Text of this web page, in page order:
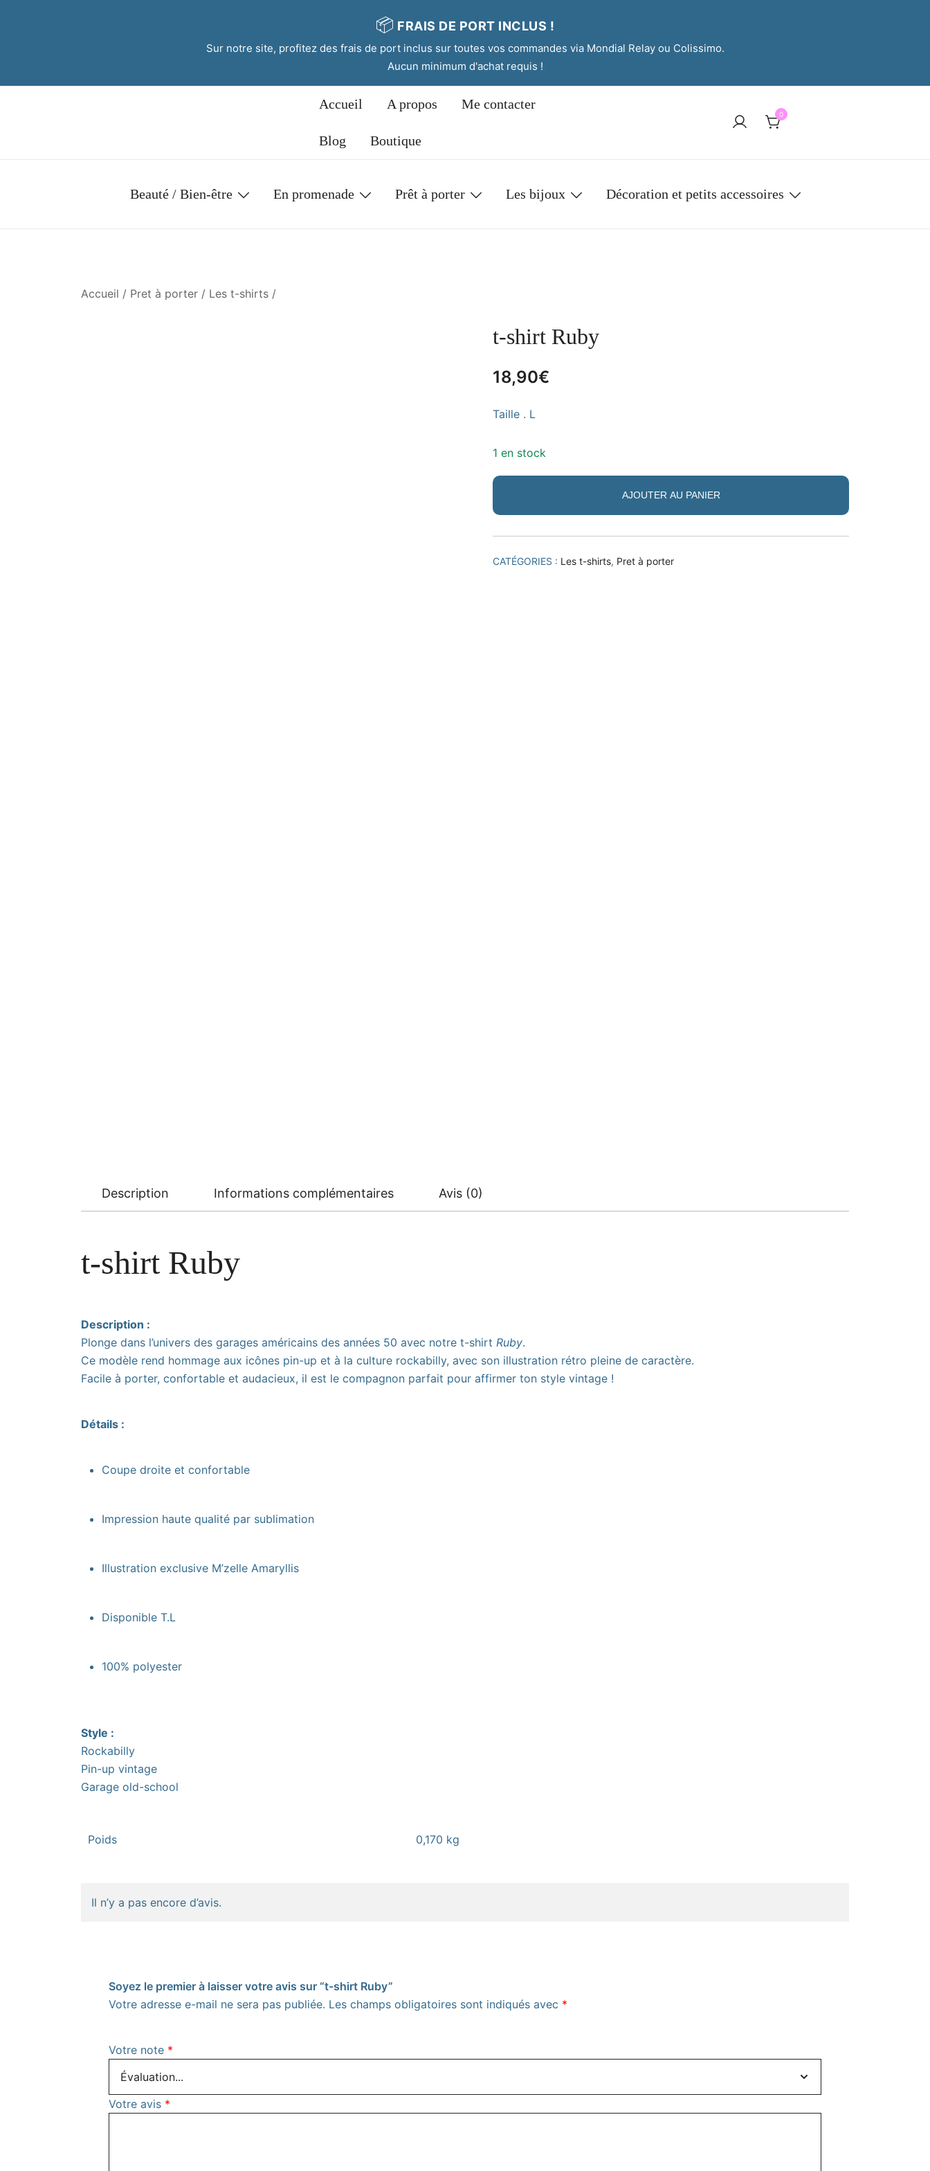
📦 FRAIS DE PORT INCLUS !
Sur notre site, profitez des frais de port inclus sur toutes vos commandes via Mondial Relay ou Colissimo.
Aucun minimum d'achat requis !
Accueil A propos Me contacter
Blog Boutique
0
Beauté / Bien-être En promenade Prêt à porter Les bijoux Décoration et petits accessoires
Accueil / Pret à porter / Les t-shirts /
t-shirt Ruby
18,90€
Taille . L
1 en stock
AJOUTER AU PANIER
CATÉGORIES : Les t-shirts, Pret à porter
Description Informations complémentaires Avis (0)
t-shirt Ruby
Description :
Plonge dans l’univers des garages américains des années 50 avec notre t-shirt Ruby.
Ce modèle rend hommage aux icônes pin-up et à la culture rockabilly, avec son illustration rétro pleine de caractère.
Facile à porter, confortable et audacieux, il est le compagnon parfait pour affirmer ton style vintage !
Détails :
Coupe droite et confortable
Impression haute qualité par sublimation
Illustration exclusive M’zelle Amaryllis
Disponible T.L
100% polyester
Style :
Rockabilly
Pin-up vintage
Garage old-school
Poids 0,170 kg
Il n’y a pas encore d’avis.
Soyez le premier à laisser votre avis sur “t-shirt Ruby”
Votre adresse e-mail ne sera pas publiée. Les champs obligatoires sont indiqués avec *
Votre note *
Votre avis *